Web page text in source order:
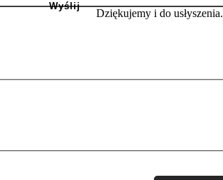
Dziękujemy i do usłyszenia.